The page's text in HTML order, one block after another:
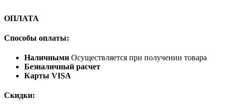
ОПЛАТА
Способы оплаты:
Наличными Осуществляется при получении товара
Безналичный расчет
Карты VISA
Скидки: